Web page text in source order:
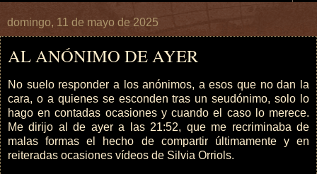
domingo, 11 de mayo de 2025
AL ANÓNIMO DE AYER
No suelo responder a los anónimos, a esos que no dan la
cara, o a quienes se esconden tras un seudónimo, solo lo
hago en contadas ocasiones y cuando el caso lo merece.
Me dirijo al de ayer a las 21:52, que me recriminaba de
malas formas el hecho de compartir últimamente y en
reiteradas ocasiones vídeos de Silvia Orriols.